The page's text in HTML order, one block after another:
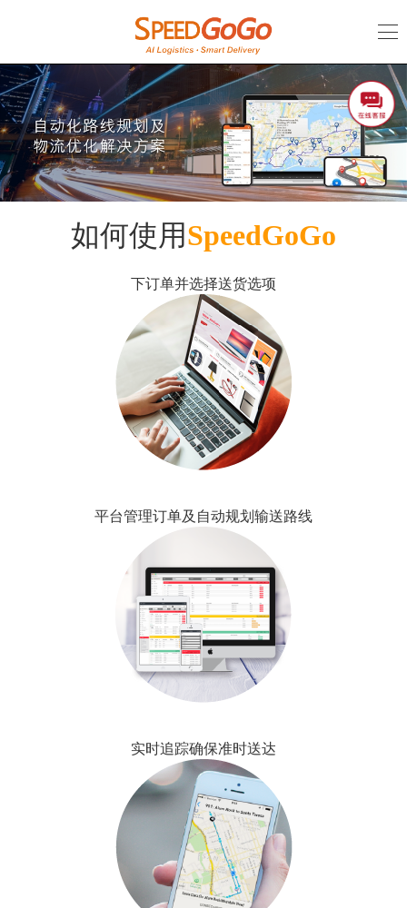
SPEEDGOGO
全
渠
道
智
如何使用SpeedGoGo
下订单并选择送货选项
平台管理订单及自动规划输送路线
实时追踪确保准时送达